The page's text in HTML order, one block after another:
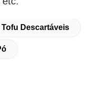
Descartáveis